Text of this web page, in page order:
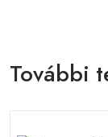
További